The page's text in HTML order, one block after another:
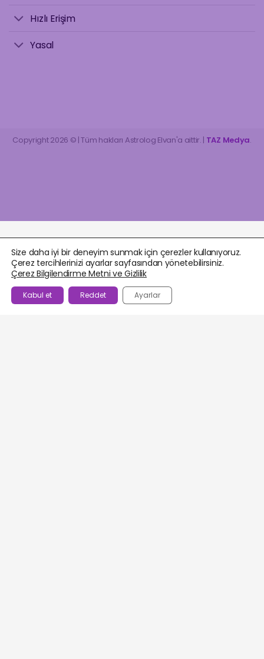
Hızlı Erişim
Yasal
Copyright 2026 © | Tüm hakları Astrolog Elvan'a aittir. | TAZ Medya.
Size daha iyi bir deneyim sunmak için çerezler kullanıyoruz.
Çerez tercihlerinizi ayarlar sayfasından yönetebilirsiniz.
Çerez Bilgilendirme Metni ve Gizlilik
Kabul et Reddet Ayarlar
BEĞENILENLER AJANDA HESABIM